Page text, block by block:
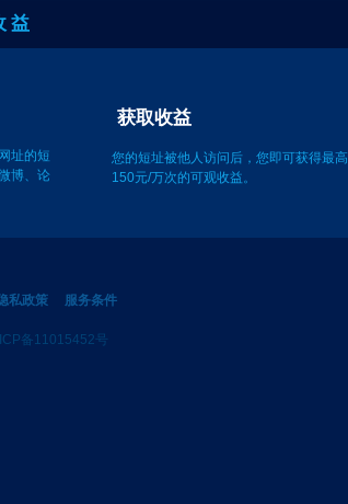
益
址的短
获取收益
您的短址被他人访问后，您即可获得最高
150元/万次的可观收益。
私政策 服务条件